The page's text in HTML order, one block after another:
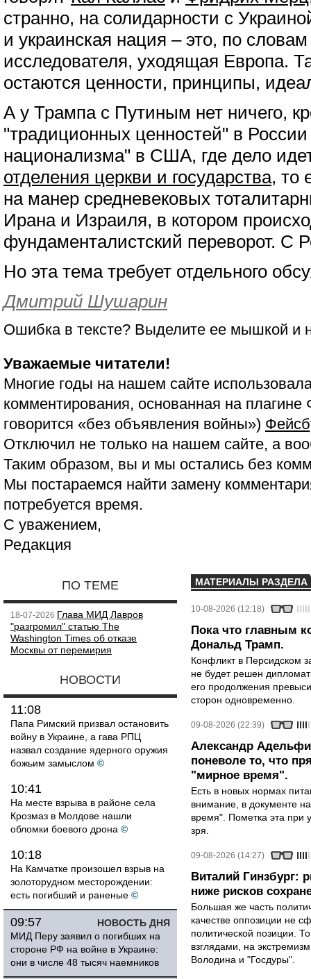
странно, на солидарности с
и украинская нация – это, по словам
исследователя, уходящая Европа.
остаются ценности, принципы,
А у Трампа с Путиным нет ничего,
"традиционных ценностей" в России
национализма" в США, где дело
отделения церкви и государства, то
на манер средневековых
Ирана и Израиля, в котором
фундаменталистский переворот. С
Но эта тема требует отдельного
Дмитрий Шушарин
Ошибка в тексте? Выделите ее мышкой и
Уважаемые читатели!
Многие годы на нашем сайте
комментирования, основанная на
говорится «без объявления войны»)
Отключил не только на нашем сайте, а
Таким образом, вы и мы остались без
Мы постараемся найти замену
потребуется время.
С уважением,
Редакция
ПО ТЕМЕ
18-07-2026 Глава МИД Лавров
"разгромил" статью The
Washington Times об отказе
Москвы от перемирия
НОВОСТИ
11:08
Папа Римский призвал остановить
войну в Украине, а гава РПЦ
назвал создание ядерного оружия
божьим замыслом ©
10:41
На месте взрыва в районе села
Крозмаз в Молдове нашли
обломки боевого дрона ©
10:18
На Камчатке произошел взрыв на
золоторудном месторождении:
есть погибший и раненые ©
НОВОСТЬ ДНЯ
09:57
МИД Перу заявил о погибших на
стороне РФ на войне в Украине:
они в числе 48 тысяч наемников
МАТЕРИАЛЫ РАЗДЕЛА
10-08-2026 (12:18)
Пока что главным
Дональд Трамп.
Конфликт в Персидском
не будет решен
его продолжения
сторон одновременно.
09-08-2026 (22:39)
Александр
поневоле то, что
"мирное время".
Есть в новых нормах
внимание, в документе
время". Пометка эта при
зря.
09-08-2026 (14:27)
Виталий Гинзбург:
ниже рисков
Большая же часть
качестве оппозиции не
политической позиции.
взглядами, на
Володина и "Госдуры".